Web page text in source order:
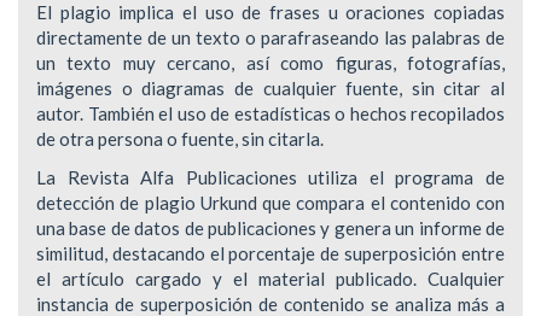
El plagio implica el uso de frases u oraciones copiadas
directamente de un texto o parafraseando las palabras de
un texto muy cercano, así como figuras, fotografías,
imágenes o diagramas de cualquier fuente, sin citar al
autor. También el uso de estadísticas o hechos recopilados
de otra persona o fuente, sin citarla.
La Revista Alfa Publicaciones utiliza el programa de
detección de plagio Urkund que compara el contenido con
una base de datos de publicaciones y genera un informe de
similitud, destacando el porcentaje de superposición entre
el artículo cargado y el material publicado. Cualquier
instancia de superposición de contenido se analiza más a